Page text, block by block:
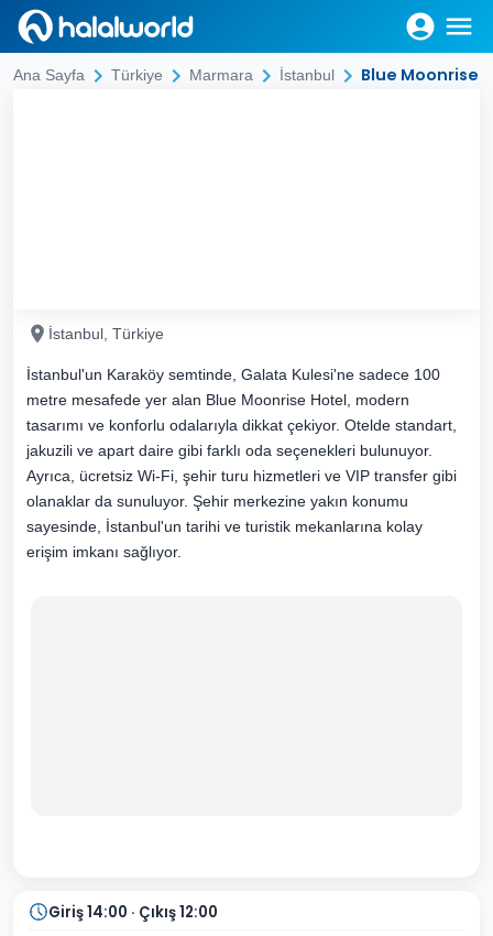
Ana Sayfa Türkiye Marmara İstanbul Blue Moonrise
İstanbul, Türkiye
İstanbul'un Karaköy semtinde, Galata Kulesi'ne sadece 100
metre mesafede yer alan Blue Moonrise Hotel, modern
tasarımı ve konforlu odalarıyla dikkat çekiyor. Otelde standart,
jakuzili ve apart daire gibi farklı oda seçenekleri bulunuyor.
Ayrıca, ücretsiz Wi-Fi, şehir turu hizmetleri ve VIP transfer gibi
olanaklar da sunuluyor. Şehir merkezine yakın konumu
sayesinde, İstanbul'un tarihi ve turistik mekanlarına kolay
erişim imkanı sağlıyor.
Giriş 14:00 · Çıkış 12:00